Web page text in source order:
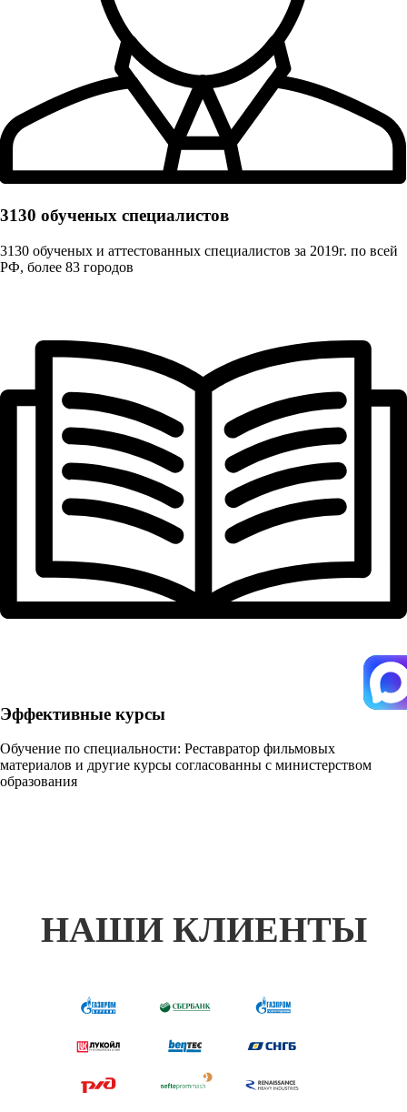
3130 обученых cпециалистов
3130 обученых и аттестованных специалистов за 2019г. по всей
РФ, более 83 городов
Эффективные курсы
Обучение по специальности: Реставратор фильмовых
материалов и другие курсы согласованны с министерством
образования
НАШИ КЛИЕНТЫ